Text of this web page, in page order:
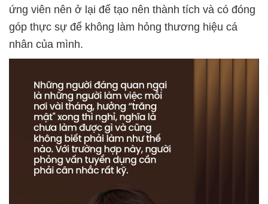
ứng viên nên ở lại để tạo nên thành tích và có đóng
góp thực sự để không làm hỏng thương hiệu cá
nhân của mình.